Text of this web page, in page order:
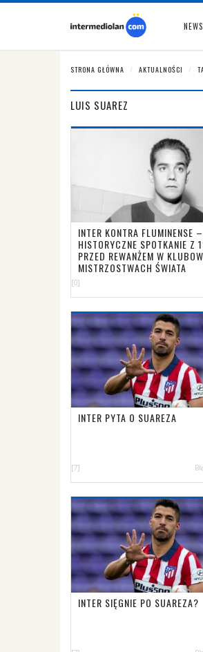
NEWS
STRONA GŁÓWNA AKTUALNOŚCI
LUIS SUAREZ
INTER KONTRA FLUMINENSE –
HISTORYCZNE SPOTKANIE Z
PRZED REWANŻEM W
MISTRZOSTWACH ŚWIATA
[0]
INTER PYTA O SUAREZA
[7]
INTER SIĘGNIE PO SUAREZA?